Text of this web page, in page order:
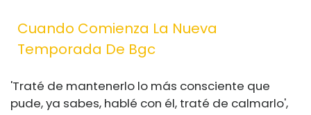
Cuando Comienza La Nueva
Temporada De Bgc
'Traté de mantenerlo lo más consciente que
pude, ya sabes, hablé con él, traté de calmarlo',